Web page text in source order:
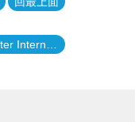
下一則: GE Vernova 2024 Semester Internship